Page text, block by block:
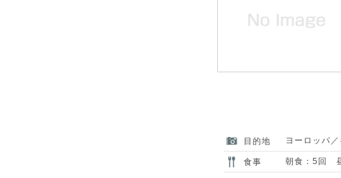
目的地 ヨーロッパ／
食事 朝食：5回